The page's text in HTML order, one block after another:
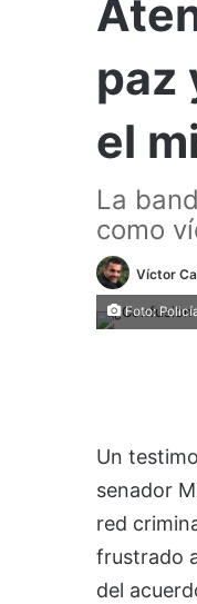
paz
el
La
como
Víctor
Foto:
Un
senador
red
frustrado
del